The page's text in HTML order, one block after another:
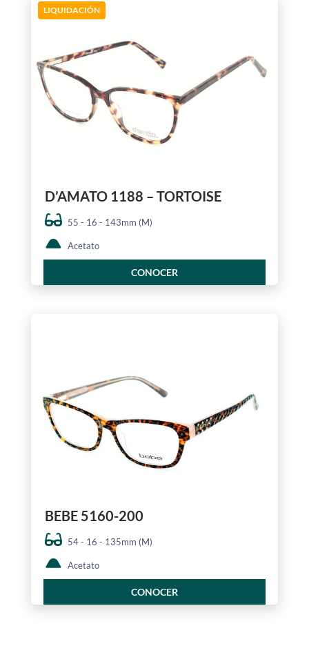
LIQUIDACIÓN
D’AMATO 1188 – TORTOISE
55 - 16 - 143mm (M)
Acetato
CONOCER
BEBE 5160-200
54 - 16 - 135mm (M)
Acetato
CONOCER